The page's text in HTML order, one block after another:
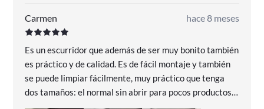
porcelana son 100% naturales y respetuosos con el
medio ambiente.
Por qué nos gustan los Platos
cuadrados de Revol
Su diseño es muy elegante y sobrio, perfecto para
cualquier mesa y ocasión.
Carmen hace 8 meses
Es un escurridor que además de ser muy bonito también
es práctico y de calidad. Es de fácil montaje y también
se puede limpiar fácilmente, muy práctico que tenga
dos tamaños: el normal sin abrir para pocos productos y
si hay más cantidad se amplia con más capacidad. El